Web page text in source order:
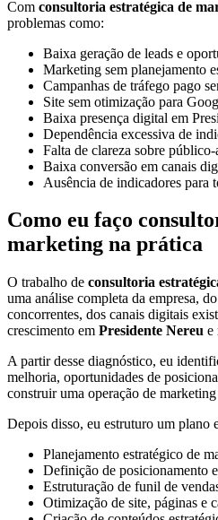
Com consultoria estratégica de
problemas como:
Baixa geração de leads e
Marketing sem planejamento
Campanhas de tráfego pago
Site sem otimização para
Baixa presença digital em
Dependência excessiva de
Falta de clareza sobre
Baixa conversão em canais
Ausência de indicadores para
Como eu faço
marketing na prática
O trabalho de consultoria
uma análise completa da empresa,
concorrentes, dos canais digitais
crescimento em Presidente Nereu e
A partir desse diagnóstico, eu
melhoria, oportunidades de
construir uma operação de
Depois disso, eu estruturo um plano
Planejamento estratégico de
Definição de posicionamento
Estruturação de funil de
Otimização de site, páginas e